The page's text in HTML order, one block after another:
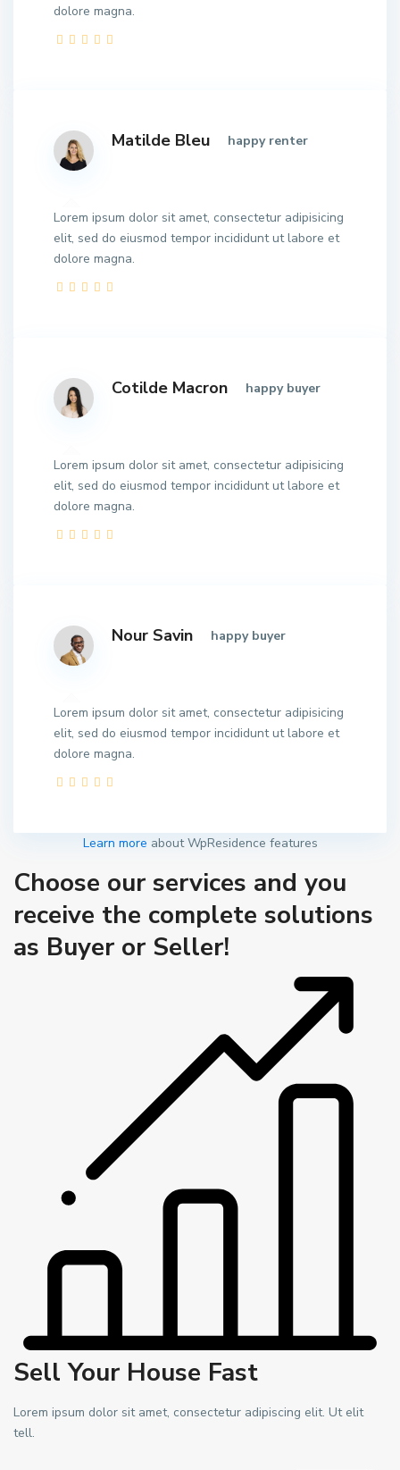
dolore magna.
Matilde Bleu happy renter
Lorem ipsum dolor sit amet, consectetur adipisicing
elit, sed do eiusmod tempor incididunt ut labore et
dolore magna.
Cotilde Macron happy buyer
Lorem ipsum dolor sit amet, consectetur adipisicing
elit, sed do eiusmod tempor incididunt ut labore et
dolore magna.
Nour Savin happy buyer
Lorem ipsum dolor sit amet, consectetur adipisicing
elit, sed do eiusmod tempor incididunt ut labore et
dolore magna.
Learn more about WpResidence features
Choose our services and you
receive the complete solutions
as Buyer or Seller!
Sell Your House Fast
Lorem ipsum dolor sit amet, consectetur adipiscing elit. Ut elit
tell.